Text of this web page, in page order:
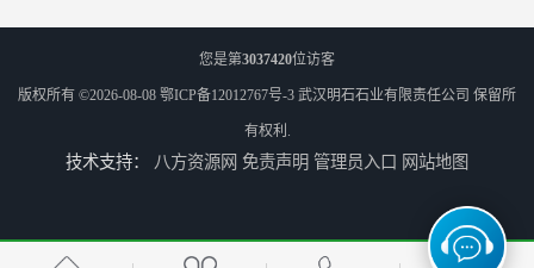
神农架庭院太湖石回收 孝感学校太湖石公司
您是第3037420位访客
版权所有 ©2026-08-08 鄂ICP备12012767号-3 武汉明石石业有限责任公司 保留所
有权利.
技术支持： 八方资源网 免责声明 管理员入口 网站地图